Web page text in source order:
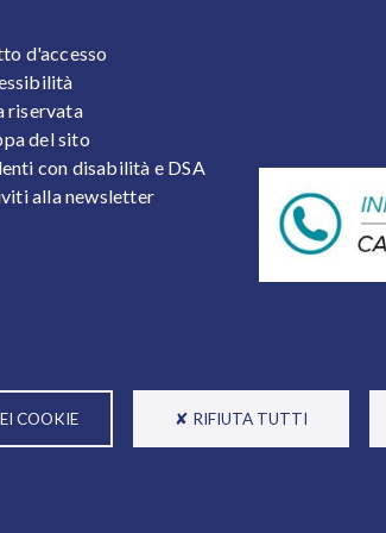
COOKIE ✘ RIFIUTA TUTTI
2
d'accesso
riservata
del sito
con disabilità e DSA
alla newsletter